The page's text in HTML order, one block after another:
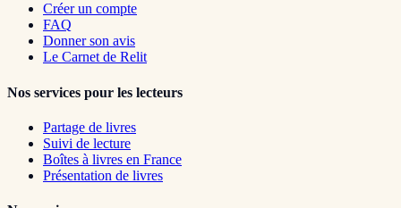
Créer un compte
FAQ
Donner son avis
Le Carnet de Relit
Nos services pour les lecteurs
Partage de livres
Suivi de lecture
Boîtes à livres en France
Présentation de livres